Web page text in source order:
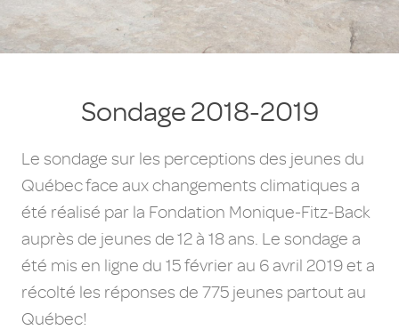
Sondage 2018-2019
Le sondage sur les perceptions des jeunes du
Québec face aux changements climatiques a
été réalisé par la Fondation Monique-Fitz-Back
auprès de jeunes de 12 à 18 ans. Le sondage a
été mis en ligne du 15 février au 6 avril 2019 et a
récolté les réponses de 775 jeunes partout au
Québec!